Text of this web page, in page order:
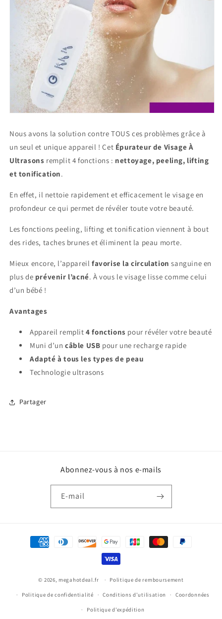
Nous avons la solution contre TOUS ces problèmes grâce à
un seul et unique appareil ! Cet Épurateur de Visage À
Ultrasons remplit 4 fonctions : nettoyage, peeling, lifting
et tonification.
En effet, il nettoie rapidement et efficacement le visage en
profondeur ce qui permet de révéler toute votre beauté.
Les fonctions peeling, lifting et tonification viennent à bout
des rides, taches brunes et éliminent la peau morte.
Mieux encore, l’appareil favorise la circulation sanguine en
plus de prévenir l’acné. À vous le visage lisse comme celui
d’un bébé !
Avantages
Appareil remplit4 fonctions pour révéler votre beauté
Muni d’un câble USB pour une recharge rapide
Adapté à tous les types de peau
Technologie ultrasons
Partager
Abonnez-vous à nos e-mails
E-mail
Moyens
© 2026, megahotdeal.fr Politique de remboursement
Politique de confidentialité Conditions d’utilisation Coordonnées
Politique d’expédition